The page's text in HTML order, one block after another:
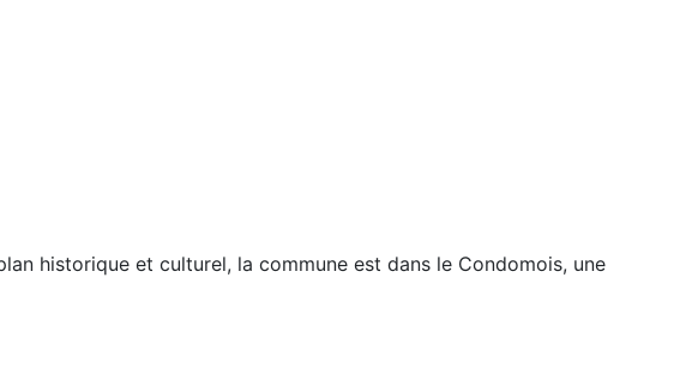
historique et culturel, la commune est dans le Condomois, une